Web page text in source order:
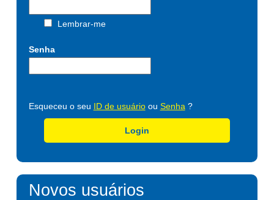
Lembrar-me
Senha
Esqueceu o seu ID de usuárioou Senha ?
Login
Novos usuários